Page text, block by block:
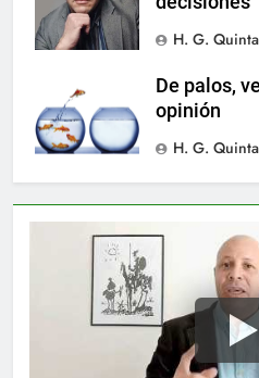
H. G.
De palos,
opinión
H. G.